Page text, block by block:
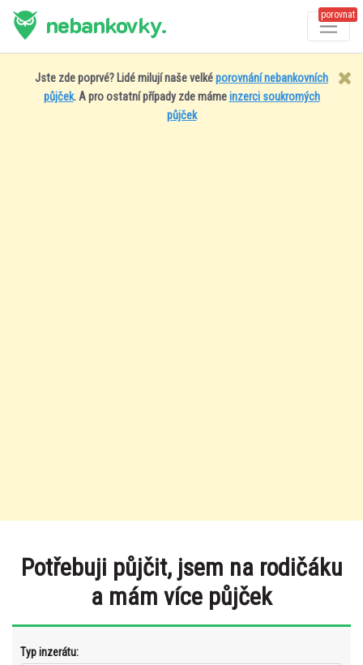
nebankovky. porovnat
Jste zde poprvé? Lidé milují naše velképorovnání nebankovních
půjček. A pro ostatní případy zde mámeinzerci soukromých
půjček
Potřebuji půjčit, jsem na rodičáku
a mám více půjček
Typ inzerátu: